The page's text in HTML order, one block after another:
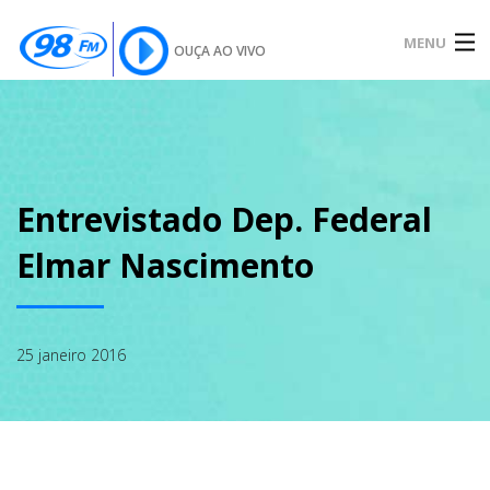
OUÇA AO VIVO MENU
SOBRE
PODCAST
Entrevistado Dep. Federal
Elmar Nascimento
25 janeiro 2016